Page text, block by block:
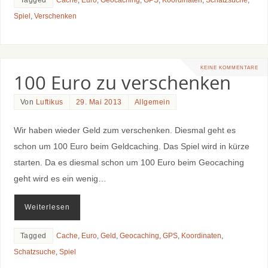
Spiel Verschenken
KEINE KOMMENTARE
100 Euro zu verschenken
Von Luftikus 29. Mai 2013 Allgemein
Wir haben wieder Geld zum verschenken. Diesmal geht es
schon um 100 Euro beim Geldcaching. Das Spiel wird in kürze
starten. Da es diesmal schon um 100 Euro beim Geocaching
geht wird es ein wenig…
Weiterlesen
Tagged Cache, Euro, Geld , Geocaching, GPS, Koordinaten,
Schatzsuche, Spiel